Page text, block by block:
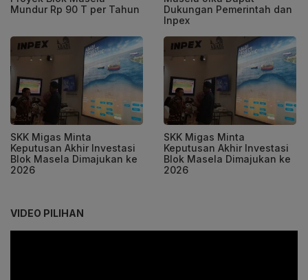
Mundur Rp 90 T per Tahun
Dukungan Pemerintah dan
Inpex
SKK Migas Minta
Keputusan Akhir Investasi
Blok Masela Dimajukan ke
2026
SKK Migas Minta
Keputusan Akhir Investasi
Blok Masela Dimajukan ke
2026
VIDEO PILIHAN